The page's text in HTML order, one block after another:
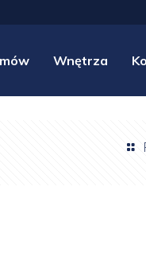
Wnętrza